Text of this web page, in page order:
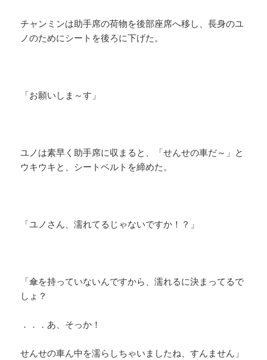
チャンミンは助手席の荷物を後部座席へ移し、長身のユ
ノのためにシートを後ろに下げた。
「お願いしま～す」
ユノは素早く助手席に収まると、「せんせの車だ～」と
ウキウキと、シートベルトを締めた。
「ユノさん、濡れてるじゃないですか！？」
「傘を持っていないんですから、濡れるに決まってるで
しょ？
．．．あ、そっか！
せんせの車ん中を濡らしちゃいましたね、すんません」